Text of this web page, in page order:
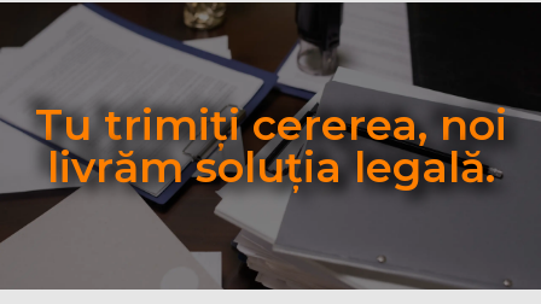
Tu trimiți cererea, noi
livrăm soluția legală.